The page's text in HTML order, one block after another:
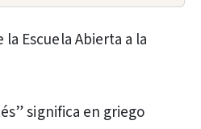
Escuela Abierta a la
significa en griego